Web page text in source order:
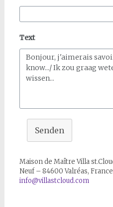
Text
Senden
Maison de Maître Villa
Neuf – 84600 Valréas, France
info@villastcloud.com